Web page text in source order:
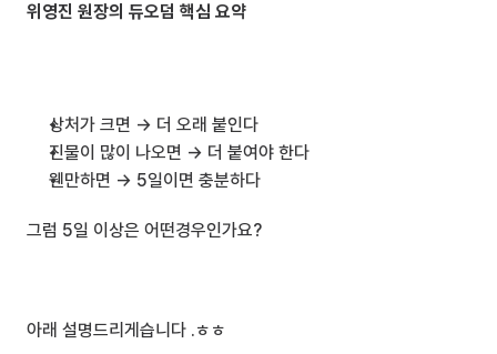
위영진 원장의 듀오덤 핵심 요약
상처가 크면 → 더 오래 붙인다
진물이 많이 나오면 → 더 붙여야 한다
웬만하면 → 5일이면 충분하다
그럼 5일 이상은 어떤경우인가요?
아래 설명드리게습니다 .ㅎㅎ